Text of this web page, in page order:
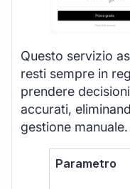
Questo servizio
resti sempre in
prendere
accurati,
gestione manuale.
Parametro